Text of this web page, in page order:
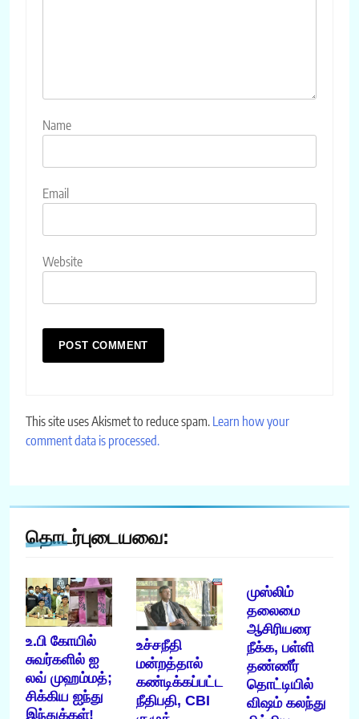
Name
Email
Website
This site uses Akismet to reduce spam. Learn how your
comment data is processed.
தொடர்புடையவை:
உ.பி கோயில்
சுவர்களில் ஐ
லவ் முஹம்மத்;
சிக்கிய ஐந்து
இந்துக்கள்!
உச்சநீதி
மன்றத்தால்
கண்டிக்கப்பட்ட
நீதிபதி, CBI
முஸ்லிம்
தலைமை
ஆசிரியரை
நீக்க, பள்ளி
தண்ணீர்
தொட்டியில்
விஷம் கலந்து